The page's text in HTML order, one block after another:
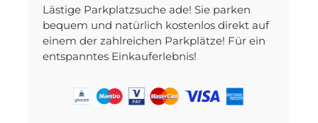
Lästige Parkplatzsuche ade! Sie parken
bequem und natürlich kostenlos direkt auf
einem der zahlreichen Parkplätze! Für ein
entspanntes Einkauferlebnis!